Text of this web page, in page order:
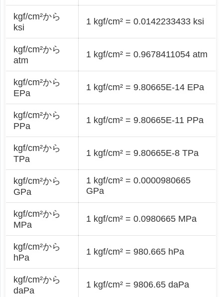
kgf/cm²から
ksi
1 kgf/cm² = 0.0142233433 ksi
kgf/cm²から
atm
1 kgf/cm² = 0.9678411054 atm
kgf/cm²から
EPa
1 kgf/cm² = 9.80665E-14 EPa
kgf/cm²から
PPa
1 kgf/cm² = 9.80665E-11 PPa
kgf/cm²から
TPa
1 kgf/cm² = 9.80665E-8 TPa
kgf/cm²から
GPa
1 kgf/cm² = 0.0000980665
GPa
kgf/cm²から
MPa
1 kgf/cm² = 0.0980665 MPa
kgf/cm²から
hPa
1 kgf/cm² = 980.665 hPa
kgf/cm²から
daPa
1 kgf/cm² = 9806.65 daPa